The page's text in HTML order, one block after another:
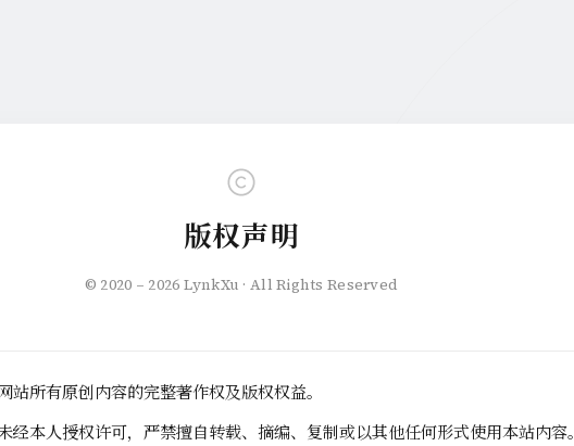
版权声明
© 2020 – 2026 LynkXu · All Rights Reserved
站所有原创内容的完整著作权及版权权益。
经本人授权许可，严禁擅自转载、摘编、复制或以其他任何形式使用本站内容。